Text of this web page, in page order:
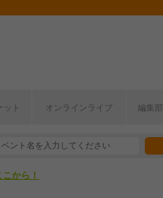
ット オンラインライブ 編集部
半期編発表！
から！